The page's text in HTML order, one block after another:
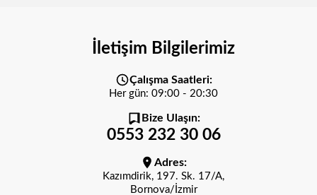
İletişim Bilgilerimiz
Çalışma Saatleri:
Her gün: 09:00 - 20:30
Bize Ulaşın:
0553 232 30 06
Adres:
Kazımdirik, 197. Sk. 17/A,
Bornova/İzmir